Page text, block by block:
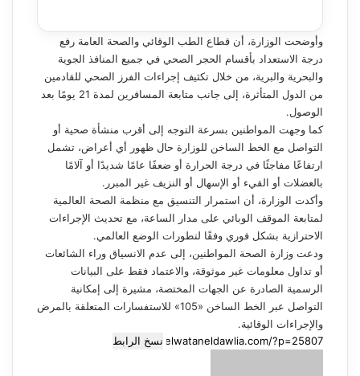
وأوضحت الوزارة، أن قطاع الطب الوقائي والصحة العامة رفع
درجة الاستعداد بأقسام الحجر الصحي في جميع المنافذ الجوية
والبحرية والبرية، من خلال تكثيف إجراءات الفرز الصحي للقادمين
من الدول المتأثرة، إلى جانب متابعة المسافرين لمدة 21 يومًا بعد
الوصول.
كما وجهت المواطنين بسرعة التوجه إلى أقرب منشأة صحية أو
التواصل مع الخط الساخن للوزارة حال ظهور أي أعراض، تشمل
ارتفاعًا مفاجئًا في درجة الحرارة أو ضعفًا عامًا شديدًا أو آلامًا
بالعضلات أو القيء أو الإسهال أو النزيف غير المبرر.
وأكدت الوزارة، أن استمرار التنسيق مع منظمة الصحة العالمية
لمتابعة الموقف الوبائي على مدار الساعة، مع تحديث الإجراءات
الاحترازية بشكل فوري وفقًا لتطورات الوضع العالمي.
ودعت وزارة الصحة المواطنين، إلى عدم الانسياق وراء الشائعات
أو تداول معلومات غير موثوقة، والاعتماد فقط على البيانات
الرسمية الصادرة عن الجهات المختصة، مشيرة إلى إمكانية
التواصل عبر الخط الساخن «105» للاستفسارات المتعلقة بالمرض
والإجراءات الوقائية.
نسخ الرابط